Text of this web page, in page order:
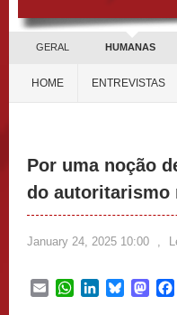
GERAL HUMANAS
HOME ENTREVISTAS
Por uma noção
do autoritarismo
January 24, 2025 10:00 ,
EmailWhatsApp
LinkedInBluesky